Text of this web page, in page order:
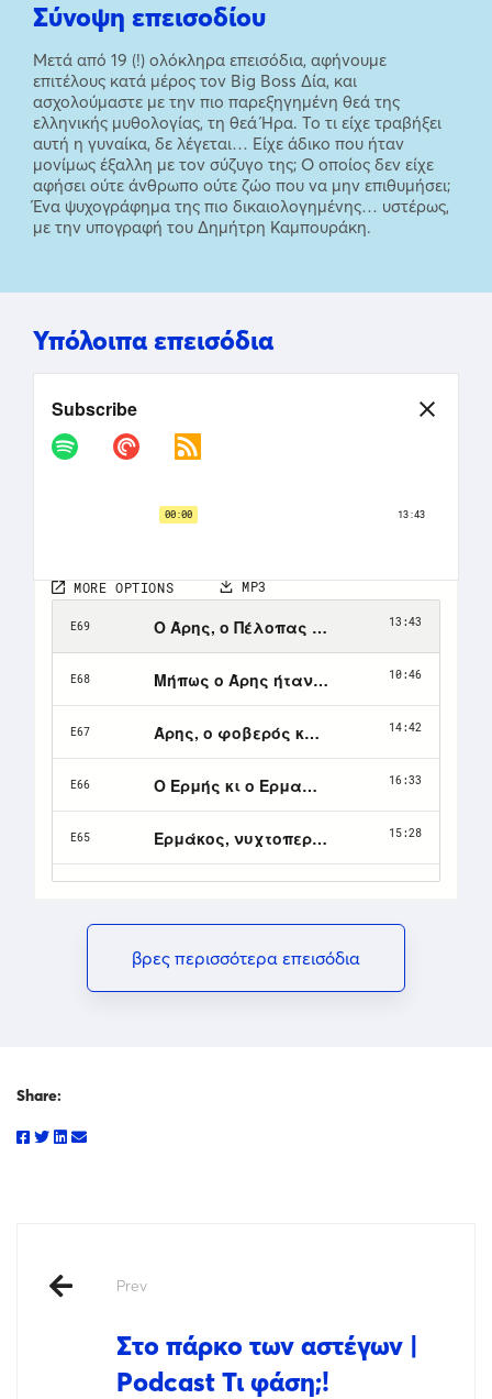
Σύνοψη επεισοδίου
Μετά από 19 (!) ολόκληρα επεισόδια, αφήνουμε
επιτέλους κατά μέρος τον Big Boss Δία, και
ασχολούμαστε με την πιο παρεξηγημένη θεά της
ελληνικής μυθολογίας, τη θεά Ήρα. Το τι είχε τραβήξει
αυτή η γυναίκα, δε λέγεται… Είχε άδικο που ήταν
μονίμως έξαλλη με τον σύζυγο της; Ο οποίος δεν είχε
αφήσει ούτε άνθρωπο ούτε ζώο που να μην επιθυμήσει;
Ένα ψυχογράφημα της πιο δικαιολογημένης… υστέρως,
με την υπογραφή του Δημήτρη Καμπουράκη.
Υπόλοιπα επεισόδια
βρες περισσότερα επεισόδια
Share:
Prev
Στο πάρκο των αστέγων |
Podcast Τι φάση;!